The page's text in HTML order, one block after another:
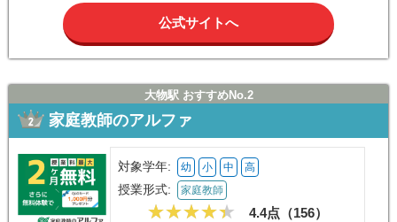
公式サイトへ
大物駅 おすすめNo.2
家庭教師のアルファ
対象学年: 幼 小 中 高
授業形式: 家庭教師
4.4点（156）